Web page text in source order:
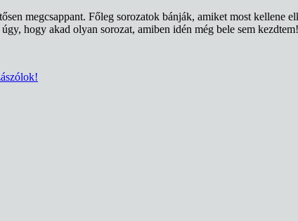
megcsappant. Főleg sorozatok bánják, amiket most
hogy akad olyan sorozat, amiben idén még bele sem kezdtem!